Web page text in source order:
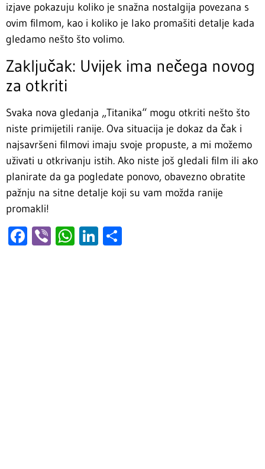
izjave pokazuju koliko je snažna nostalgija povezana s
ovim filmom, kao i koliko je lako promašiti detalje kada
gledamo nešto što volimo.
Zaključak: Uvijek ima nečega novog
za otkriti
Svaka nova gledanja „Titanika“ mogu otkriti nešto što
niste primijetili ranije. Ova situacija je dokaz da čak i
najsavršeni filmovi imaju svoje propuste, a mi možemo
uživati u otkrivanju istih. Ako niste još gledali film ili ako
planirate da ga pogledate ponovo, obavezno obratite
pažnju na sitne detalje koji su vam možda ranije
promakli!
Facebook
ViberWhatsApp
LinkedIn